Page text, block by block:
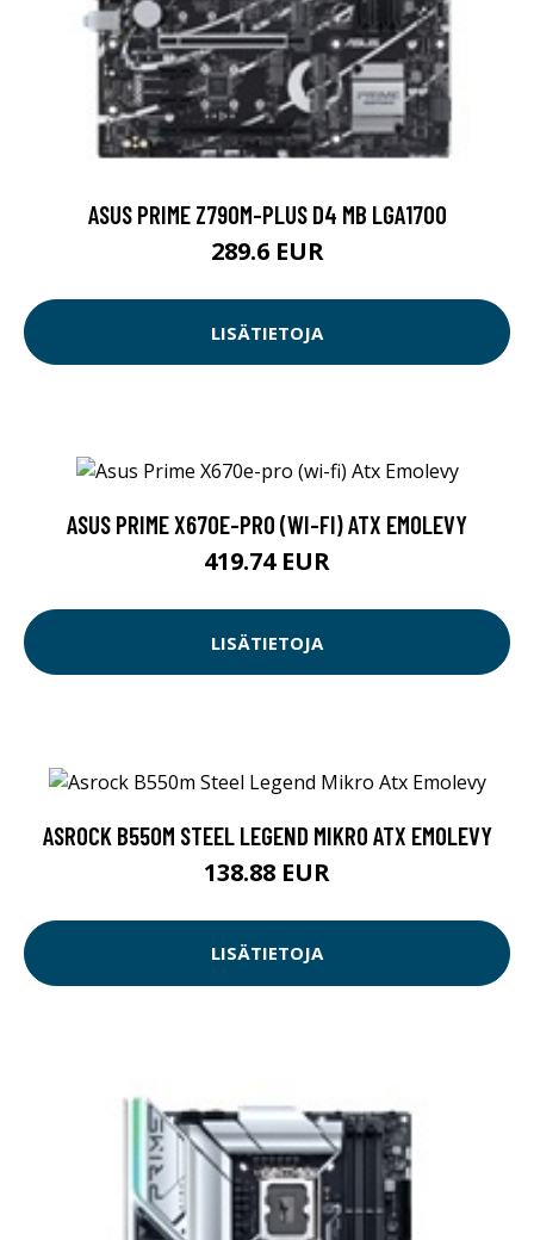
ASUS PRIME Z790M-PLUS D4 MB LGA1700
289.6 EUR
LISÄTIETOJA
ASUS PRIME X670E-PRO (WI-FI) ATX EMOLEVY
419.74 EUR
LISÄTIETOJA
ASROCK B550M STEEL LEGEND MIKRO ATX EMOLEVY
138.88 EUR
LISÄTIETOJA